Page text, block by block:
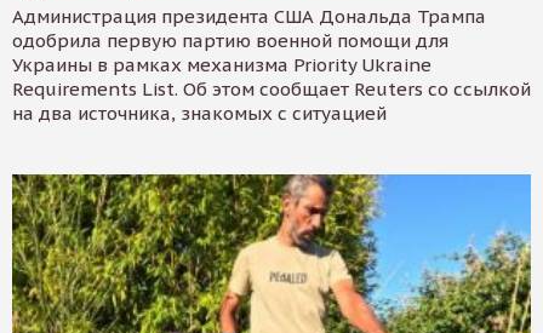
Администрация президента США Дональда Трампа
одобрила первую партию военной помощи для
Украины в рамках механизма Priority Ukraine
Requirements List. Об этом сообщает Reuters со ссылкой
на два источника, знакомых с ситуацией